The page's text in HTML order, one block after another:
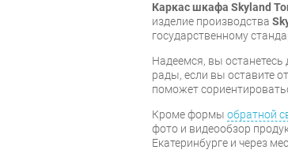
Каркас шкафа Skyland
изделие производства
государственному
Надеемся, вы
рады, если вы оставите
поможет
Кроме формы обратной
фото и видеообзор
Екатеринбурге и через